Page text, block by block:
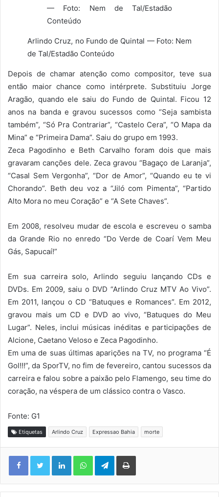
Arlindo Cruz, no Fundo de Quintal — Foto: Nem
de Tal/Estadão Conteúdo
Depois de chamar atenção como compositor, teve sua
então maior chance como intérprete. Substituiu Jorge
Aragão, quando ele saiu do Fundo de Quintal. Ficou 12
anos na banda e gravou sucessos como “Seja sambista
também”, “Só Pra Contrariar”, “Castelo Cera”, “O Mapa da
Mina” e “Primeira Dama”. Saiu do grupo em 1993.
Zeca Pagodinho e Beth Carvalho foram dois que mais
gravaram canções dele. Zeca gravou “Bagaço de Laranja”,
“Casal Sem Vergonha”, “Dor de Amor”, “Quando eu te vi
Chorando”. Beth deu voz a “Jiló com Pimenta”, “Partido
Alto Mora no meu Coração” e “A Sete Chaves”.
Em 2008, resolveu mudar de escola e escreveu o samba
da Grande Rio no enredo “Do Verde de Coarí Vem Meu
Gás, Sapucaí!”
Em sua carreira solo, Arlindo seguiu lançando CDs e
DVDs. Em 2009, saiu o DVD “Arlindo Cruz MTV Ao Vivo”.
Em 2011, lançou o CD “Batuques e Romances”. Em 2012,
gravou mais um CD e DVD ao vivo, “Batuques do Meu
Lugar”. Neles, inclui músicas inéditas e participações de
Alcione, Caetano Veloso e Zeca Pagodinho.
Em uma de suas últimas aparições na TV, no programa “É
Gol!!!”, da SporTV, no fim de fevereiro, cantou sucessos da
carreira e falou sobre a paixão pelo Flamengo, seu time do
coração, na véspera de um clássico contra o Vasco.
Fonte: G1
Etiquetas Arlindo Cruz Expressao Bahia morte
Facebook Twitter Linkedin WhatsApp Telegram